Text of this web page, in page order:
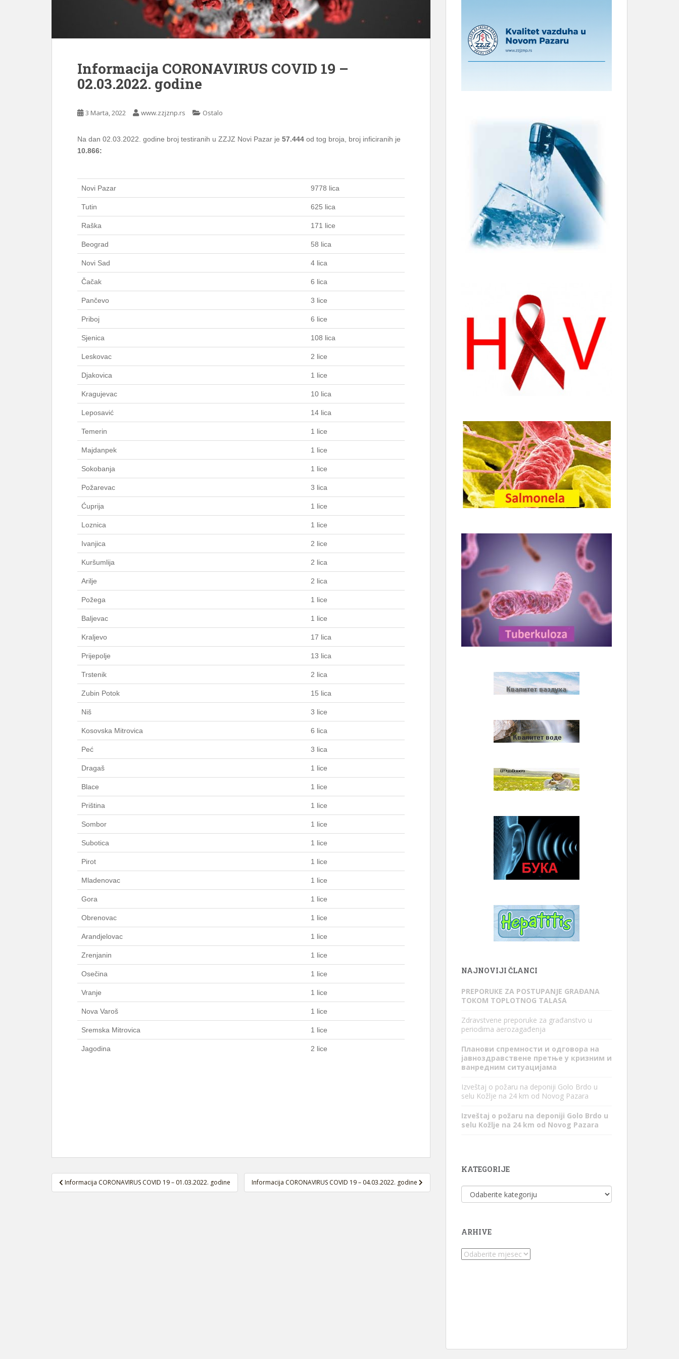
Informacija CORONAVIRUS COVID 19 –
02.03.2022. godine
3 Marta, 2022 www.zzjznp.rs Ostalo
Na dan 02.03.2022. godine broj testiranih u ZZJZ Novi Pazar je 57.444 od tog broja, broj inficiranih je
10.866:
Novi Pazar 9778 lica
Tutin 625 lica
Raška 171 lice
Beograd 58 lica
Novi Sad 4 lica
Čačak 6 lica
Pančevo 3 lice
Priboj 6 lice
Sjenica 108 lica
Leskovac 2 lice
Djakovica 1 lice
Kragujevac 10 lica
Leposavić 14 lica
Temerin 1 lice
Majdanpek 1 lice
Sokobanja 1 lice
Požarevac 3 lica
Ćuprija 1 lice
Loznica 1 lice
Ivanjica 2 lice
Kuršumlija 2 lica
Arilje 2 lica
Požega 1 lice
Baljevac 1 lice
Kraljevo 17 lica
Prijepolje 13 lica
Trstenik 2 lica
Zubin Potok 15 lica
Niš 3 lice
Kosovska Mitrovica 6 lica
Peć 3 lica
Dragaš 1 lice
Blace 1 lice
Priština 1 lice
Sombor 1 lice
Subotica 1 lice
Pirot 1 lice
Mladenovac 1 lice
Gora 1 lice
Obrenovac 1 lice
Arandjelovac 1 lice
Zrenjanin 1 lice
Osečina 1 lice
Vranje 1 lice
Nova Varoš 1 lice
Sremska Mitrovica 1 lice
Jagodina 2 lice
Navigacija
članaka
Informacija CORONAVIRUS COVID 19 – 01.03.2022. godine Informacija CORONAVIRUS COVID 19 – 04.03.2022. godine
NAJNOVIJI ČLANCI
PREPORUКE ZA POSTUPANJE GRAĐANA
TOКOM TOPLOTNOG TALASA
Zdravstvene preporuke za građanstvo u
periodima aerozagađenja
Планови спремности и одговора на
јавноздравствене претње у кризним и
ванредним ситуацијама
Izveštaj o požaru na deponiji Golo Brdo u
selu Kožlje na 24 km od Novog Pazara
Izveštaj o požaru na deponiji Golo Brdo u
selu Kožlje na 24 km od Novog Pazara
KATEGORIJE
Kategorije
ARHIVE
Arhive